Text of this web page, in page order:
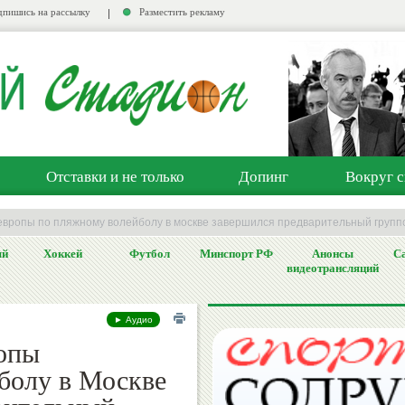
на рассылку Разместить рекламу
Отставки и не только Допинг Вокруг
по пляжному волейболу в москве завершился предварительный
Хоккей Футбол Минспорт РФ
Анонсы
видеотрансляций
► Аудио
в Москве